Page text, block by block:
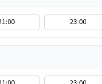
23:00